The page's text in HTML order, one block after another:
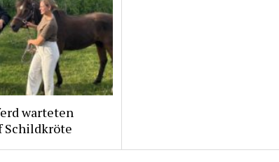
warteten
Schildkröte